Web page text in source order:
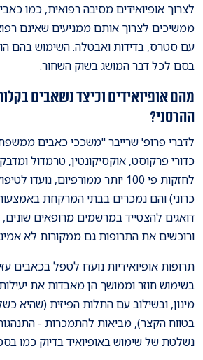
לצרוך אופיואידים מסיבה רפואית, כמו
ממשיכים לצרוך אותם ממניעים שאינם
עם סטרס, בדידות ואבטלה. השימוש בהם
בסם לכל דבר המושג בשוק השחור.
מהם אופיואידים וכיצד נשאבים
ההרסני?
לדברי פרופ' שרייבר "משככי כאבים
כדורי פרקוסט, אוקסיקונטין, טרמדול
לחזקות פי 100 יותר ממורפיום,
כרוני) והם נמכרים בבתי המרקחת
דואגים להצטייד במרשמים מרופאים
ורוכשים את התרופות גם ממקורות לא
תרופות אופיואידיות נועדו לטפל בכאבים
בשימוש חוזר וממושך הן מאבדות את
מינון, ובשילוב עם התלות הפיזית (שהיא
בטווח הקצר), מביאות להתמכרות -
נשלטת של שימוש באופיואיד בדיוק כמו